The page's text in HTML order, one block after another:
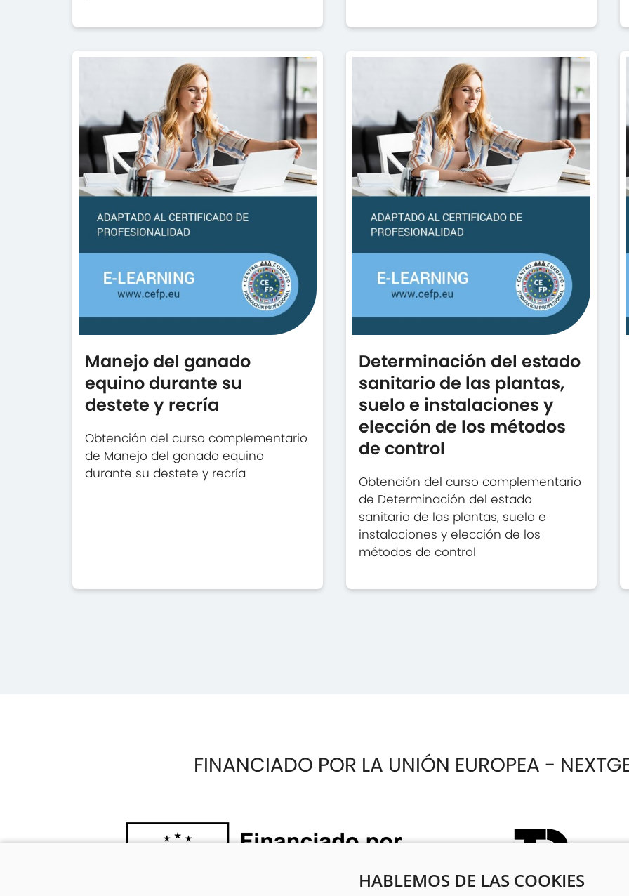
HABLEMOS DE LAS COOKIES
Manejo del ganado
equino durante su
destete y recría
Obtención del curso complementario
de Manejo del ganado equino
durante su destete y recría
Determinación del estado
sanitario de las plantas,
suelo e instalaciones y
elección de los métodos
de control
Obtención del curso complementario
de Determinación del estado
sanitario de las plantas, suelo e
instalaciones y elección de los
métodos de control
FINANCIADO POR LA UNIÓN EUROPEA -